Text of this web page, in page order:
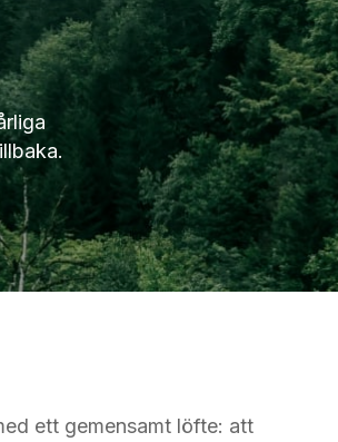
ett gemensamt löfte: att